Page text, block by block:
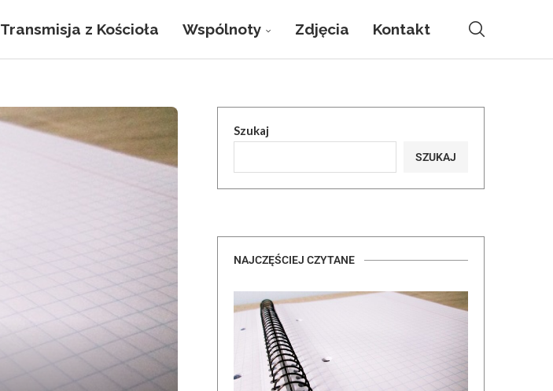
Transmisja z Kościoła Wspólnoty Zdjęcia Kontakt
Szukaj
SZUKAJ
NAJCZĘŚCIEJ CZYTANE